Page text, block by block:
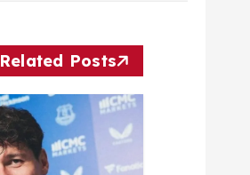
Related Posts